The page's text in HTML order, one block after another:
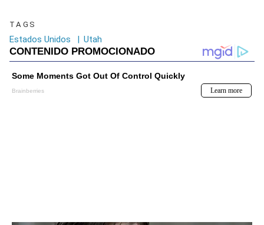
TAGS
Estados Unidos | Utah